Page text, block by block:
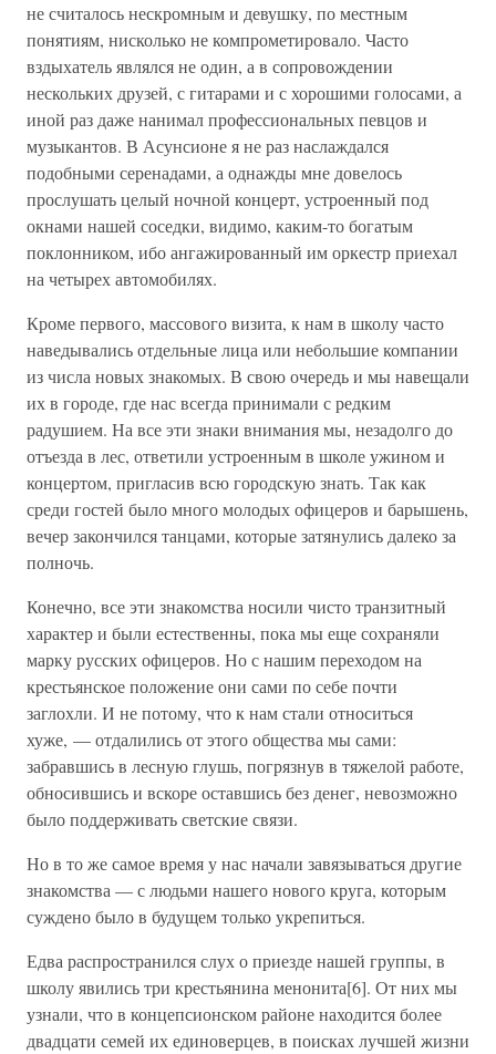
не считалось нескромным и девушку, по местным
понятиям, нисколько не компрометировало. Часто
вздыхатель являлся не один, а в сопровождении
нескольких друзей, с гитарами и с хорошими голосами, а
иной раз даже нанимал профессиональных певцов и
музыкантов. В Асунсионе я не раз наслаждался
подобными серенадами, а однажды мне довелось
прослушать целый ночной концерт, устроенный под
окнами нашей соседки, видимо, каким-то богатым
поклонником, ибо ангажированный им оркестр приехал
на четырех автомобилях.
Кроме первого, массового визита, к нам в школу часто
наведывались отдельные лица или небольшие компании
из числа новых знакомых. В свою очередь и мы навещали
их в городе, где нас всегда принимали с редким
радушием. На все эти знаки внимания мы, незадолго до
отъезда в лес, ответили устроенным в школе ужином и
концертом, пригласив всю городскую знать. Так как
среди гостей было много молодых офицеров и барышень,
вечер закончился танцами, которые затянулись далеко за
полночь.
Конечно, все эти знакомства носили чисто транзитный
характер и были естественны, пока мы еще сохраняли
марку русских офицеров. Но с нашим переходом на
крестьянское положение они сами по себе почти
заглохли. И не потому, что к нам стали относиться
хуже, — отдалились от этого общества мы сами:
забравшись в лесную глушь, погрязнув в тяжелой работе,
обносившись и вскоре оставшись без денег, невозможно
было поддерживать светские связи.
Но в то же самое время у нас начали завязываться другие
знакомства — с людьми нашего нового круга, которым
суждено было в будущем только укрепиться.
Едва распространился слух о приезде нашей группы, в
школу явились три крестьянина менонита[6]. От них мы
узнали, что в концепсионском районе находится более
двадцати семей их единоверцев, в поисках лучшей жизни